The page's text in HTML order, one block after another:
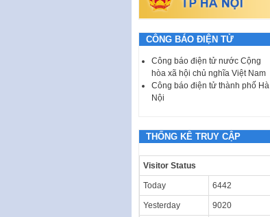
CÔNG BÁO ĐIỆN TỬ
Công báo điện tử nước Cộng
hòa xã hội chủ nghĩa Việt Nam
Công báo điện tử thành phố Hà
Nội
THỐNG KÊ TRUY CẬP
Visitor Status
Today 6442
Yesterday 9020